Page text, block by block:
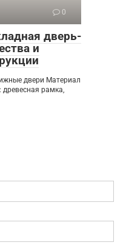
0
дверь-
и
двери Материал
рамка,